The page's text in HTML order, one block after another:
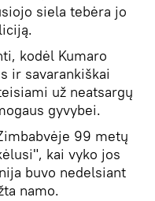
siela tebėra jo
kodėl Kumaro
ir savarankiškai
už neatsargų
gyvybei.
99 metų
kai vyko jos
buvo nedelsiant
namo.